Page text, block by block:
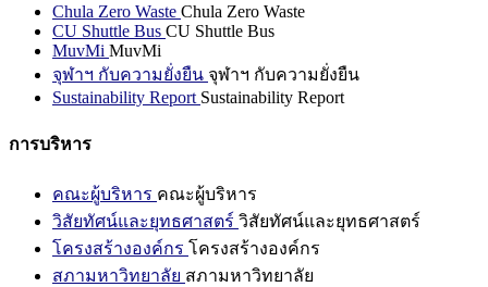
Chula Zero Waste Chula Zero Waste
CU Shuttle Bus CU Shuttle Bus
MuvMi MuvMi
จุฬาฯ กับความยั่งยืน จุฬาฯ กับความยั่งยืน
Sustainability Report Sustainability Report
การบริหาร
คณะผู้บริหาร คณะผู้บริหาร
วิสัยทัศน์และยุทธศาสตร์ วิสัยทัศน์และยุทธศาสตร์
โครงสร้างองค์กร โครงสร้างองค์กร
สภามหาวิทยาลัย สภามหาวิทยาลัย